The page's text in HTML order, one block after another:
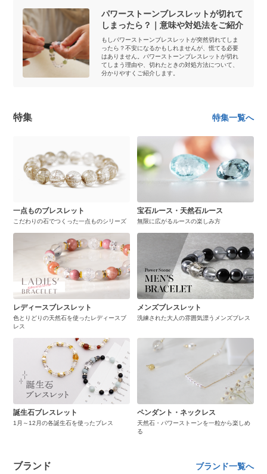
パワーストーンブレスレットが切れて
しまったら？｜意味や対処法をご紹介
もしパワーストーンブレスレットが突然切れてしま
ったら？不安になるかもしれませんが、慌てる必要
はありません。パワーストーンブレスレットが切れ
てしまう理由や、切れたときの対処方法について、
分かりやすくご紹介します。
特集 特集一覧へ
一点ものブレスレット
こだわりの石でつくった一点ものシリーズ
宝石ルース・天然石ルース
無限に広がるルースの楽しみ方
レディースブレスレット
色とりどりの天然石を使ったレディースブ
レス
メンズブレスレット
洗練された大人の雰囲気漂うメンズブレス
誕生石ブレスレット
1月～12月の各誕生石を使ったブレス
ペンダント・ネックレス
天然石・パワーストーンを一粒から楽しめ
る
ブランド ブランド一覧へ